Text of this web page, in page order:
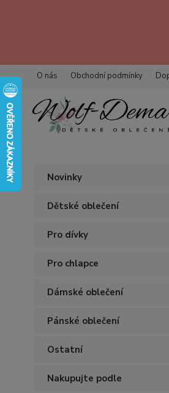
O nás Obchodní podmínky
Novinky
Dětské oblečení
Pro dívky
Pro chlapce
Dámské oblečení
Pánské oblečení
Ostatní
Nakupujte podle